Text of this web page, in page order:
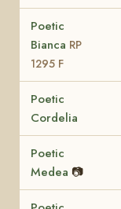
Poetic
Bianca RP
1295 F
Poetic
Cordelia
Poetic
Medea 📷